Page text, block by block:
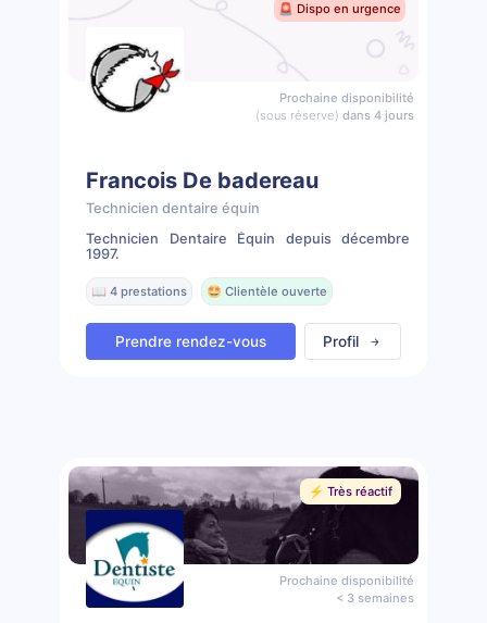
🚨 Dispo en urgence
Prochaine disponibilité
(sous réserve) dans 4 jours
Francois De badereau
Technicien dentaire équin
Technicien Dentaire Équin depuis décembre
1997.
📖 4 prestations 🤩 Clientèle ouverte
Prendre rendez-vous Profil
⚡️ Très réactif
Prochaine disponibilité
< 3 semaines